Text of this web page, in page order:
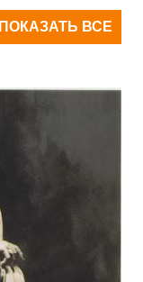
ПОКАЗАТЬ ВСЕ